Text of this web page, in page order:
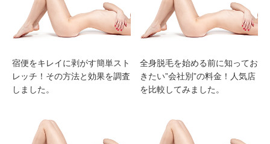
宿便をキレイに剥がす簡単スト
レッチ！その方法と効果を調査
しました。
全身脱毛を始める前に知ってお
きたい”会社別”の料金！人気店
を比較してみました。